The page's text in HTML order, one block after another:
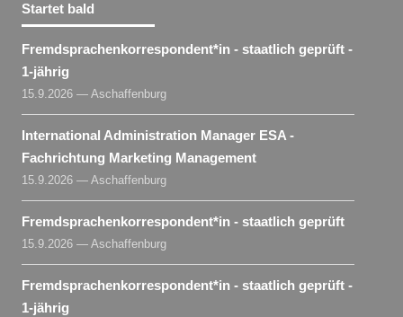
Startet bald
Fremdsprachenkorrespondent​*in - staatlich geprüft -
1-jährig
15.9.2026 — Aschaffenburg
International Administration Manager ESA -
Fachrichtung Marketing Management
15.9.2026 — Aschaffenburg
Fremdsprachenkorrespondent​*in - staatlich geprüft
15.9.2026 — Aschaffenburg
Fremdsprachenkorrespondent​*in - staatlich geprüft -
1-jährig